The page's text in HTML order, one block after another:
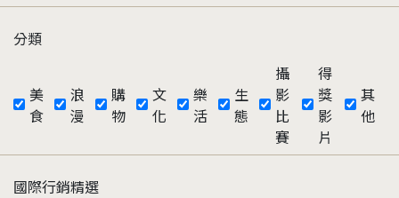
分類
美
食
浪
漫
購
物
文
化
樂
活
生
態
攝
影
比
賽
得
獎
影
片
其
他
國際行銷精選